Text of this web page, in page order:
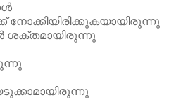
നോക്കിയിരിക്കുകയായിരുന്നു
ശക്തമായിരുന്നു